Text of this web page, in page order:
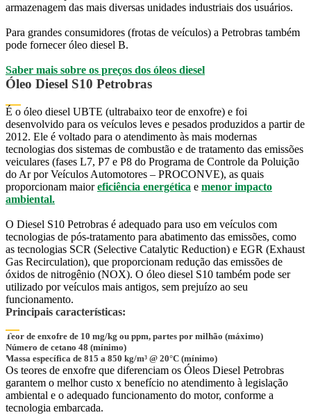
armazenagem das mais diversas unidades industriais dos usuários.
Para grandes consumidores (frotas de veículos) a Petrobras também
pode fornecer óleo diesel B.
Saber mais sobre os preços dos óleos diesel
Óleo Diesel S10 Petrobras
É o óleo diesel UBTE (ultrabaixo teor de enxofre) e foi
desenvolvido para os veículos leves e pesados produzidos a partir de
2012. Ele é voltado para o atendimento às mais modernas
tecnologias dos sistemas de combustão e de tratamento das emissões
veiculares (fases L7, P7 e P8 do Programa de Controle da Poluição
do Ar por Veículos Automotores – PROCONVE), as quais
proporcionam maioreficiência energética e menor impacto
ambiental.
O Diesel S10 Petrobras é adequado para uso em veículos com
tecnologias de pós-tratamento para abatimento das emissões, como
as tecnologias SCR (Selective Catalytic Reduction) e EGR (Exhaust
Gas Recirculation), que proporcionam redução das emissões de
óxidos de nitrogênio (NOX). O óleo diesel S10 também pode ser
utilizado por veículos mais antigos, sem prejuízo ao seu
funcionamento.
Principais características:
Teor de enxofre de 10 mg/kg ou ppm, partes por milhão (máximo)
Número de cetano 48 (mínimo)
Massa específica de 815 a 850 kg/m³ @ 20°C (mínimo)
Os teores de enxofre que diferenciam os Óleos Diesel Petrobras
garantem o melhor custo x benefício no atendimento à legislação
ambiental e o adequado funcionamento do motor, conforme a
tecnologia embarcada.